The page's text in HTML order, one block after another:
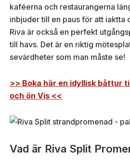
kaféerna och restaurangerna
inbjuder till en paus för att iaktta
Riva är också en perfekt
till havs. Det är en riktig
sevärdheter som man måste se!
>> Boka här en idyllisk båttur
och ön Vis <<
Vad är Riva Split